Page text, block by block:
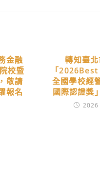
金融
校暨
敬請
報名
轉知臺
「
全國學校經
國際認證獎
2026